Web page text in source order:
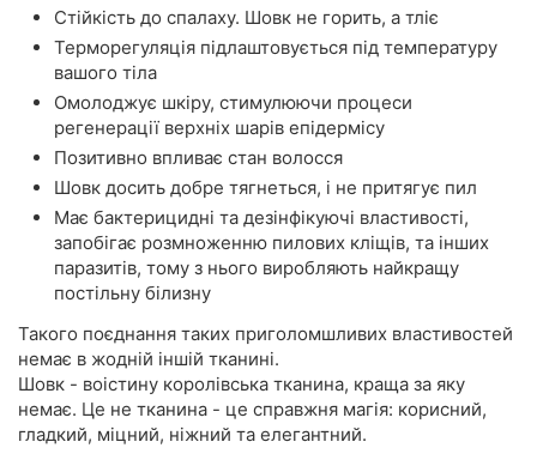
Стійкість до спалаху. Шовк не горить, а тліє
Терморегуляція підлаштовується під температуру
вашого тіла
Омолоджує шкіру, стимулюючи процеси
регенерації верхніх шарів епідермісу
Позитивно впливає стан волосся
Шовк досить добре тягнеться, і не притягує пил
Має бактерицидні та дезінфікуючі властивості,
запобігає розмноженню пилових кліщів, та інших
паразитів, тому з нього виробляють найкращу
постільну білизну
Такого поєднання таких приголомшливих властивостей
немає в жодній іншій тканині.
Шовк - воістину королівська тканина, краща за яку
немає. Це не тканина - це справжня магія: корисний,
гладкий, міцний, ніжний та елегантний.